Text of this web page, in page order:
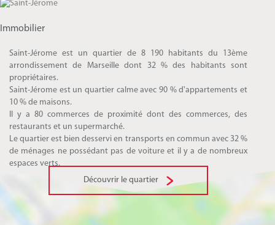
Immobilier
Saint-Jérome est un quartier de 8 190 habitants du 13ème
arrondissement de Marseille dont 32 % des habitants sont
propriétaires.
Saint-Jérome est un quartier calme avec 90 % d'appartements et
10 % de maisons.
Il y a 80 commerces de proximité dont des commerces, des
restaurants et un supermarché.
Le quartier est bien desservi en transports en commun avec 32 %
de ménages ne possédant pas de voiture et il y a de nombreux
espaces verts.
Découvrir le quartier